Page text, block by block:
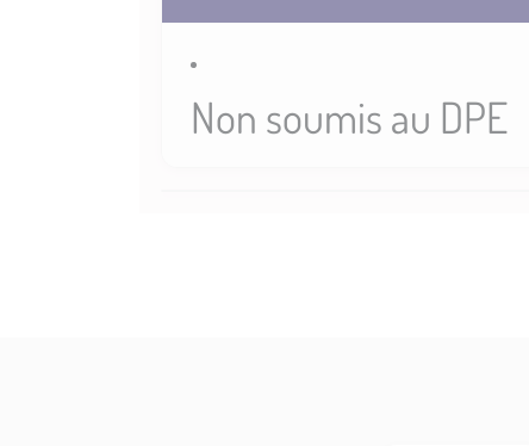
Non soumis au DPE